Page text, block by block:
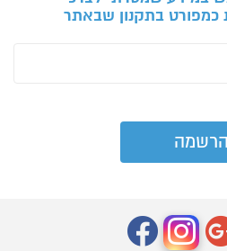
כמפורט בתקנון שבאתר